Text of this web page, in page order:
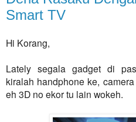
Smart TV
Hi Korang,
Lately segala gadget di
kiralah handphone ke,
eh 3D no ekor tu lain wokeh.